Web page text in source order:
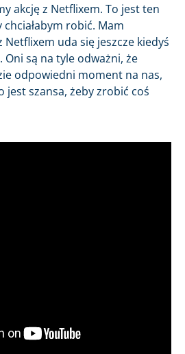
akcję z Netflixem. To jest ten
robić. Mam
Netflixem uda się jeszcze kiedyś
Oni są na tyle odważni, że
odpowiedni moment na nas,
jest szansa, żeby zrobić coś